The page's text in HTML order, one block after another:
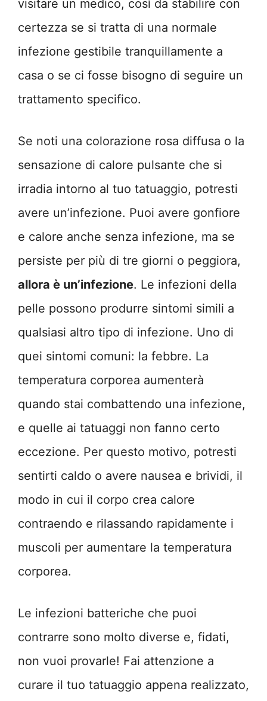
visitare un medico, così da stabilire con
certezza se si tratta di una normale
infezione gestibile tranquillamente a
casa o se ci fosse bisogno di seguire un
trattamento specifico.
Se noti una colorazione rosa diffusa o la
sensazione di calore pulsante che si
irradia intorno al tuo tatuaggio, potresti
avere un’infezione. Puoi avere gonfiore
e calore anche senza infezione, ma se
persiste per più di tre giorni o peggiora,
allora è un’infezione. Le infezioni della
pelle possono produrre sintomi simili a
qualsiasi altro tipo di infezione. Uno di
quei sintomi comuni: la febbre. La
temperatura corporea aumenterà
quando stai combattendo una infezione,
e quelle ai tatuaggi non fanno certo
eccezione. Per questo motivo, potresti
sentirti caldo o avere nausea e brividi, il
modo in cui il corpo crea calore
contraendo e rilassando rapidamente i
muscoli per aumentare la temperatura
corporea.
Le infezioni batteriche che puoi
contrarre sono molto diverse e, fidati,
non vuoi provarle! Fai attenzione a
curare il tuo tatuaggio appena realizzato,